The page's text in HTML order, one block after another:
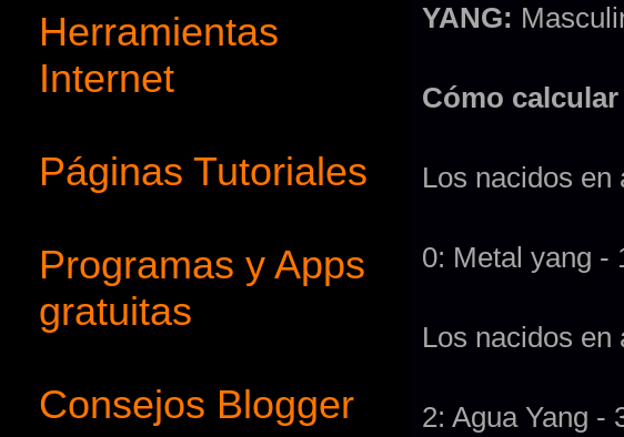
YANG:
Cómo
Los nacidos en
0: Metal yang -
Los nacidos en
2: Agua Yang -
Herramientas
Internet
Páginas Tutoriales
Programas y Apps
gratuitas
Consejos Blogger